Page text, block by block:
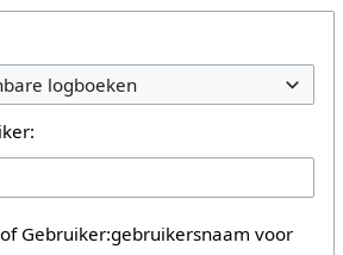
logboeken
Gebruiker:gebruikersnaam voor